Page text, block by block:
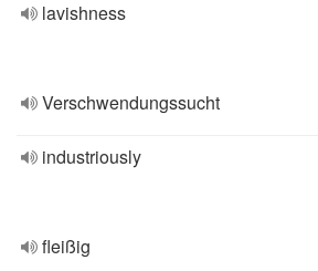
lavishness
Verschwendungssucht
industriously
fleißig